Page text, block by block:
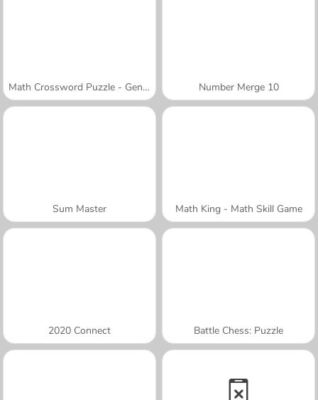
Math Crossword Puzzle - Genius Edition Number Merge 10
Sum Master Math King - Math Skill Game
2020 Connect Battle Chess: Puzzle